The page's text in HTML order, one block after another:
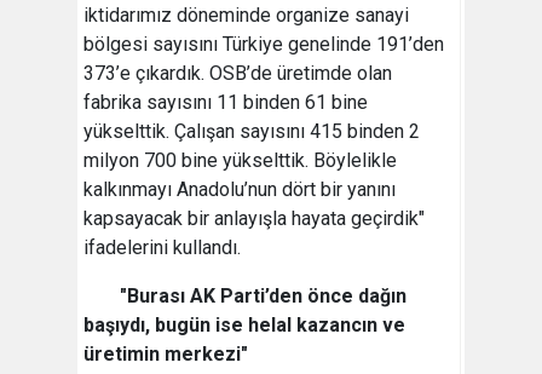
iktidarımız döneminde organize sanayi
bölgesi sayısını Türkiye genelinde 191’den
373’e çıkardık. OSB’de üretimde olan
fabrika sayısını 11 binden 61 bine
yükselttik. Çalışan sayısını 415 binden 2
milyon 700 bine yükselttik. Böylelikle
kalkınmayı Anadolu’nun dört bir yanını
kapsayacak bir anlayışla hayata geçirdik"
ifadelerini kullandı.
"Burası AK Parti’den önce dağın
başıydı, bugün ise helal kazancın ve
üretimin merkezi"